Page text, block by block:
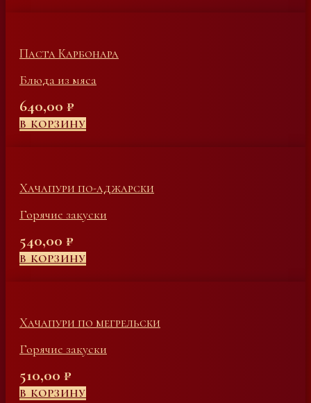
Паста Карбонара
Блюда из мяса
640,00 ₽
В КОРЗИНУ
Хачапури по-аджарски
Горячие закуски
540,00 ₽
В КОРЗИНУ
Хачапури по мегрельски
Горячие закуски
510,00 ₽
В КОРЗИНУ